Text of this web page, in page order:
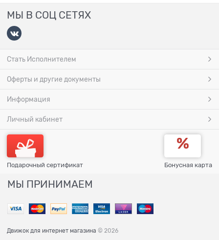
МЫ В СОЦ СЕТЯХ
Стать Исполнителем
Оферты и другие документы
Информация
Личный кабинет
Подарочный сертификат Бонусная карта
МЫ ПРИНИМАЕМ
Движок для интернет магазина © 2026